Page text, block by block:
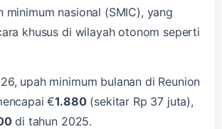
minimum nasional (SMIC), yang
khusus di wilayah otonom seperti
upah minimum bulanan di Reunion
€1.880(sekitar Rp 37 juta),
di tahun 2025.